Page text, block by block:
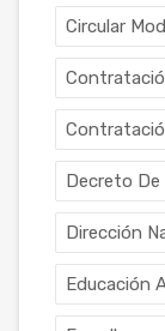
Circular
Decreto De
Dirección
Educación